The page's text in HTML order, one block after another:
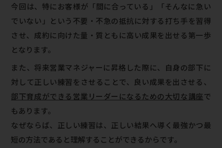
今回は、特にお客様が「間に合っている」「そんなに急い
でいない」という不要・不急の抵抗に対する打ち手を習得
させ、成約に向けた量・質ともに高い成果を出せる第一歩
となります。
また、将来営業マネジャーに昇格した際に、自身の部下に
対して正しい練習をさせることで、良い成果を出させる、
部下育成ができる営業リーダーになるための大切な講座で
もあります。
なぜならば、正しい練習は、正しい結果へ導く最強かつ最
短の方法であると理解することができるからです。